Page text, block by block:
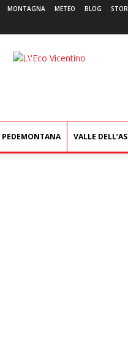
MONTAGNA METEO BLOG
L'Eco
PEDEMONTANA VALLE